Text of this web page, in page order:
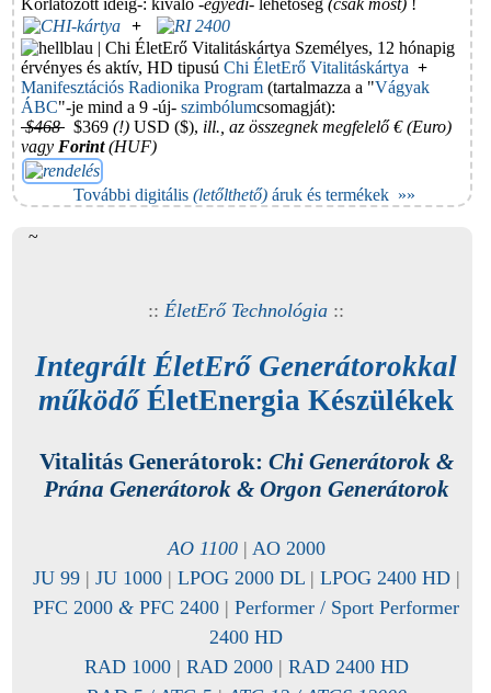
+
Személyes, 12 hónapig
érvényes és aktív, HD tipusú Chi ÉletErő Vitalitáskártya +
Manifesztációs Radionika Program (tartalmazza a "Vágyak
ÁBC"-je mind a 9 -új- szimbólumcsomagját):
$468
$369 (!) USD ($), ill., az összegnek megfelelő € (Euro)
vagy Forint(HUF)
További digitális (letőlthető)áruk és termékek »»
~
:: ÉletErő Technológia ::
Integrált ÉletErő Generátorokkal
működő ÉletEnergia Készülékek
Vitalitás Generátorok: Chi Generátorok &
Prána Generátorok & Orgon Generátorok
AO 1100| AO 2000
JU 99| JU 1000| LPOG 2000 DL| LPOG 2400 HD|
PFC 2000 & PFC 2400 | Performer / Sport Performer
2400 HD
RAD 1000| RAD 2000| RAD 2400 HD